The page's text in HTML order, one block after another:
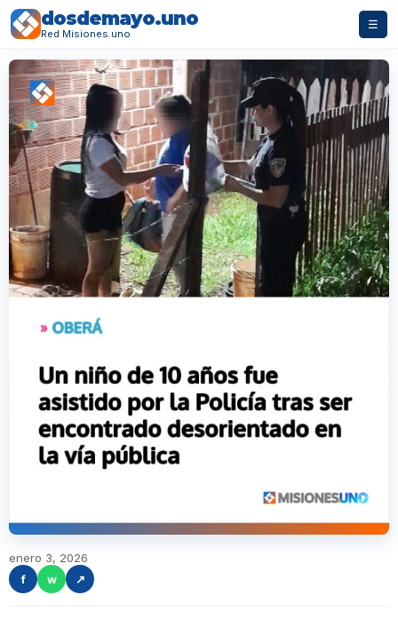
dosdemayo.uno
Red Misiones.uno
☰
enero 3, 2026
f
w ↗